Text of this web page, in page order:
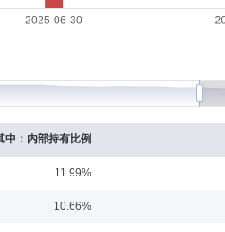
后更名为证券投资部）副主任、法规及监管
中：内部持有比例
11.99%
10.66%